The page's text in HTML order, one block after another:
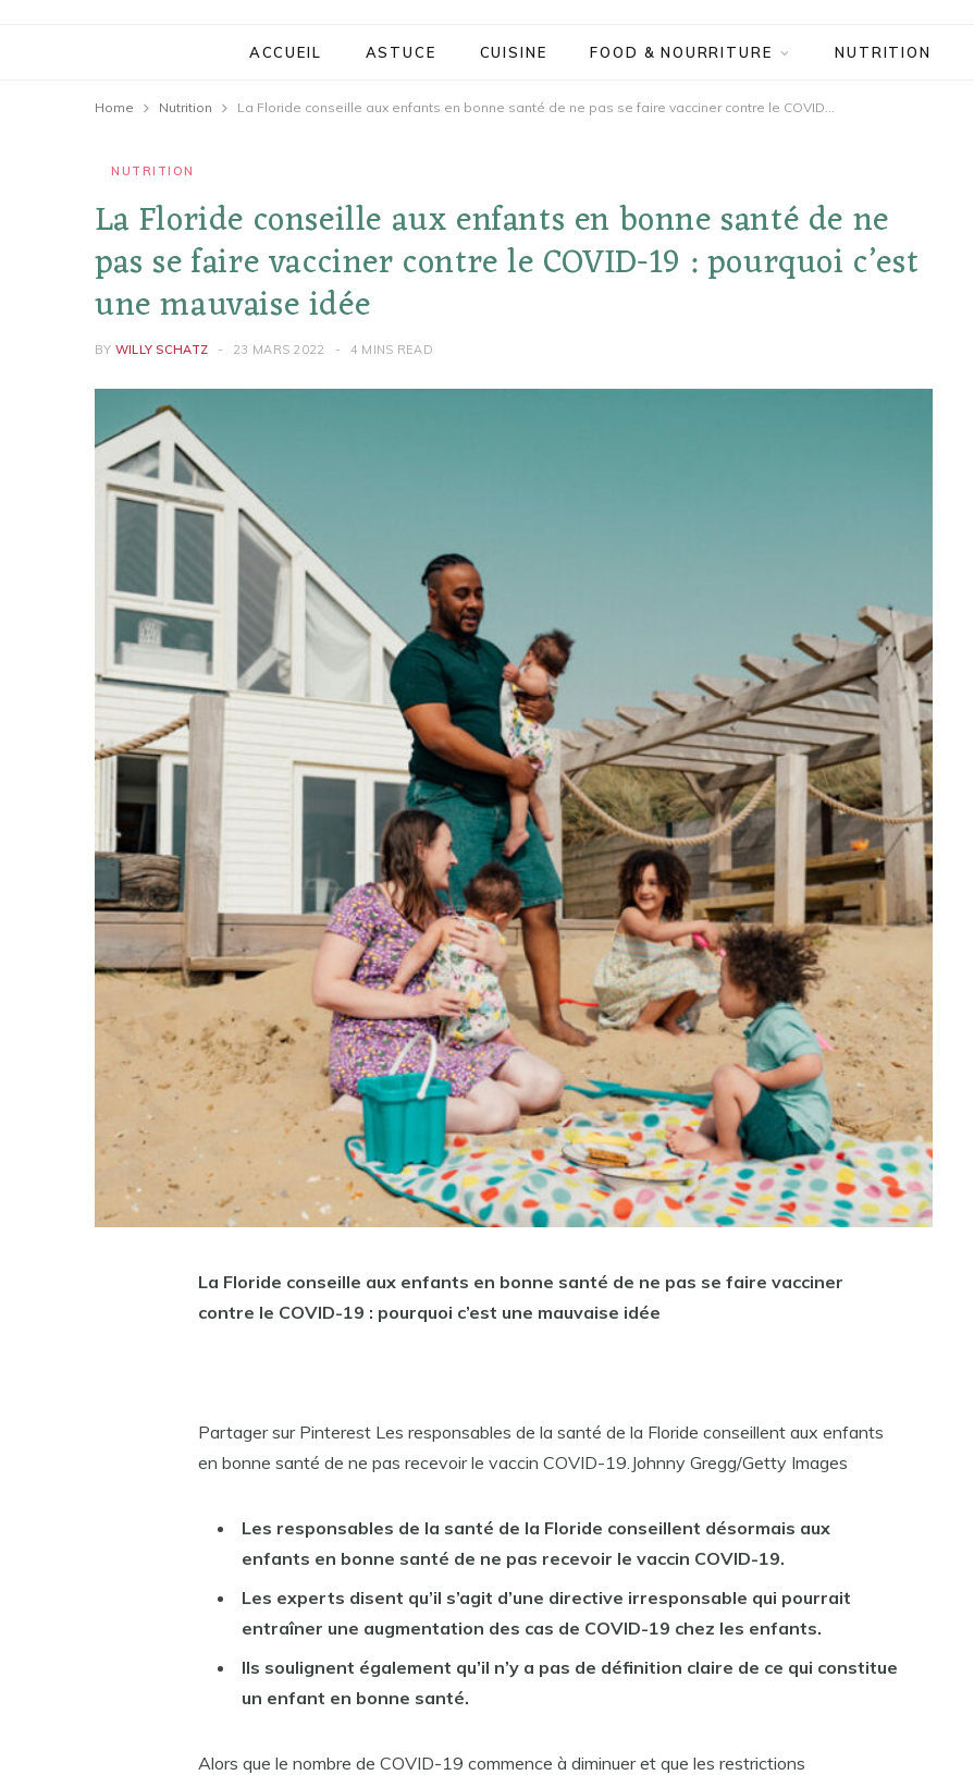
ACCUEIL ASTUCE CUISINE FOOD & NOURRITURE NUTRITION
Home Nutrition La Floride conseille aux enfants en bonne santé de ne pas se faire vacciner contre le COVID-19 : pourquoi c’est une mauvaise idée
NUTRITION
La Floride conseille aux enfants en bonne santé de ne
pas se faire vacciner contre le COVID-19 : pourquoi c’est
une mauvaise idée
BY WILLY SCHATZ 23 MARS 2022 4 MINS READ
La Floride conseille aux enfants en bonne santé de ne pas se faire vacciner
contre le COVID-19 : pourquoi c’est une mauvaise idée
Partager sur Pinterest Les responsables de la santé de la Floride conseillent aux enfants
en bonne santé de ne pas recevoir le vaccin COVID-19.Johnny Gregg/Getty Images
Les responsables de la santé de la Floride conseillent désormais aux
enfants en bonne santé de ne pas recevoir le vaccin COVID-19.
Les experts disent qu’il s’agit d’une directive irresponsable qui pourrait
entraîner une augmentation des cas de COVID-19 chez les enfants.
Ils soulignent également qu’il n’y a pas de définition claire de ce qui constitue
un enfant en bonne santé.
Alors que le nombre de COVID-19 commence à diminuer et que les restrictions